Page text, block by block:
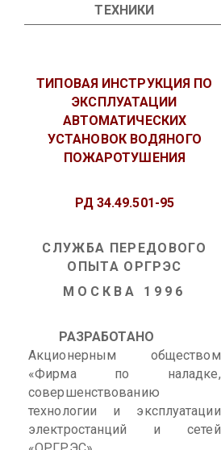
ТЕХНИКИ
ТИПОВАЯ ИНСТРУКЦИЯ ПО
ЭКСПЛУАТАЦИИ
АВТОМАТИЧЕСКИХ
УСТАНОВОК ВОДЯНОГО
ПОЖАРОТУШЕНИЯ
РД 34.49.501-95
СЛУЖБА ПЕРЕДОВОГО
ОПЫТА ОРГРЭС
МОСКВА 1996
РАЗРАБОТАНО
Акционерным обществом
«Фирма по наладке,
совершенствованию
технологии и эксплуатации
электростанций и сетей